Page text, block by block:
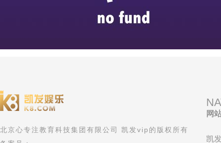
北京心专注教育科技集团有限公司 凯发vip的版权所有
网
凯